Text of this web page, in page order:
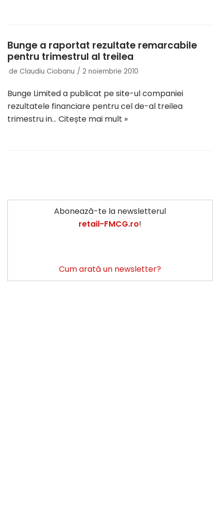
Bunge a raportat rezultate remarcabile
pentru trimestrul al treilea
de Claudiu Ciobanu 2 noiembrie 2010
Bunge Limited a publicat pe site-ul companiei
rezultatele financiare pentru cel de-al treilea
trimestru in… Citește mai mult »
Abonează-te la newsletterul
retail-FMCG.ro!
Cum arată un newsletter?